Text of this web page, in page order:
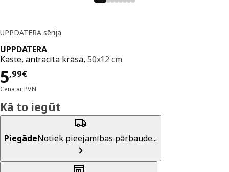
UPPDATERA sērija
UPPDATERA
Kaste, antracīta krāsā, 50x12 cm
5,99€
Cena 5,99€
Cena ar PVN
Kā to iegūt
PiegādeNotiek pieejamības pārbaude...